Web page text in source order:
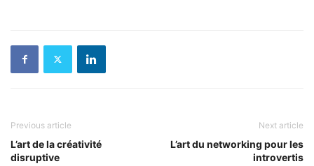
Previous article
L’art de la créativité
disruptive
Next article
L’art du networking pour les
introvertis